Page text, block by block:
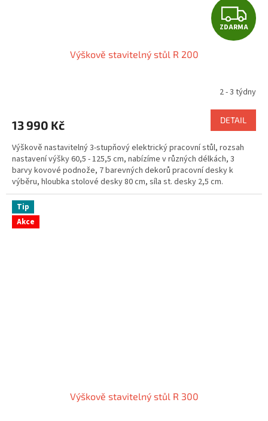
Z
D
R
M
A
ZDARMA
Výškově stavitelný stůl R 200
2 - 3 týdny
13 990 Kč DETAIL
Výškově nastavitelný 3-stupňový elektrický pracovní stůl, rozsah
nastavení výšky60,5 - 125,5 cm, nabízíme v různých délkách, 3
barvy kovové podnože, 7 barevných dekorů pracovní desky k
výběru, hloubka stolové desky 80 cm, síla st. desky 2,5 cm.
Tip
Akce
Výškově stavitelný stůl R 300